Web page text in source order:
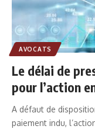
AVOCATS
Le délai de
pour l’action
A défaut de
paiement indu,